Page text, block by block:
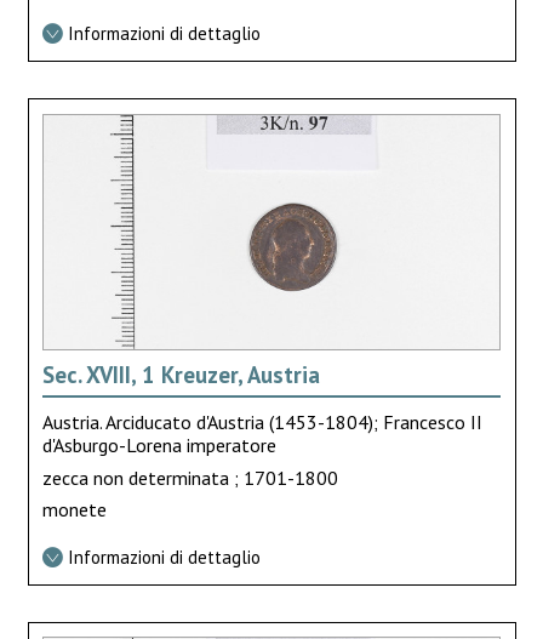
Informazioni di dettaglio
Sec. XVIII, 1 Kreuzer, Austria
Austria. Arciducato d'Austria (1453-1804); Francesco II
d'Asburgo-Lorena imperatore
zecca non determinata ; 1701-1800
monete
Informazioni di dettaglio